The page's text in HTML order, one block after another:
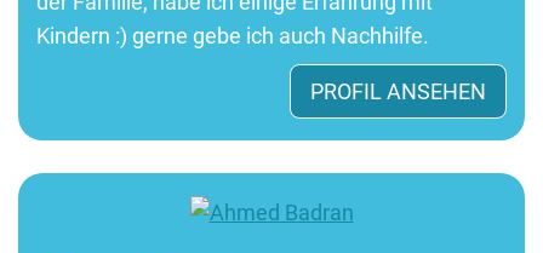
Kindern :) gerne gebe ich auch Nachhilfe.
PROFIL ANSEHEN